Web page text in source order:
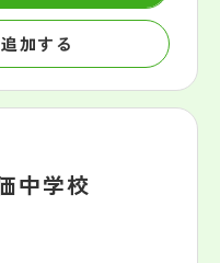
加する
中学校